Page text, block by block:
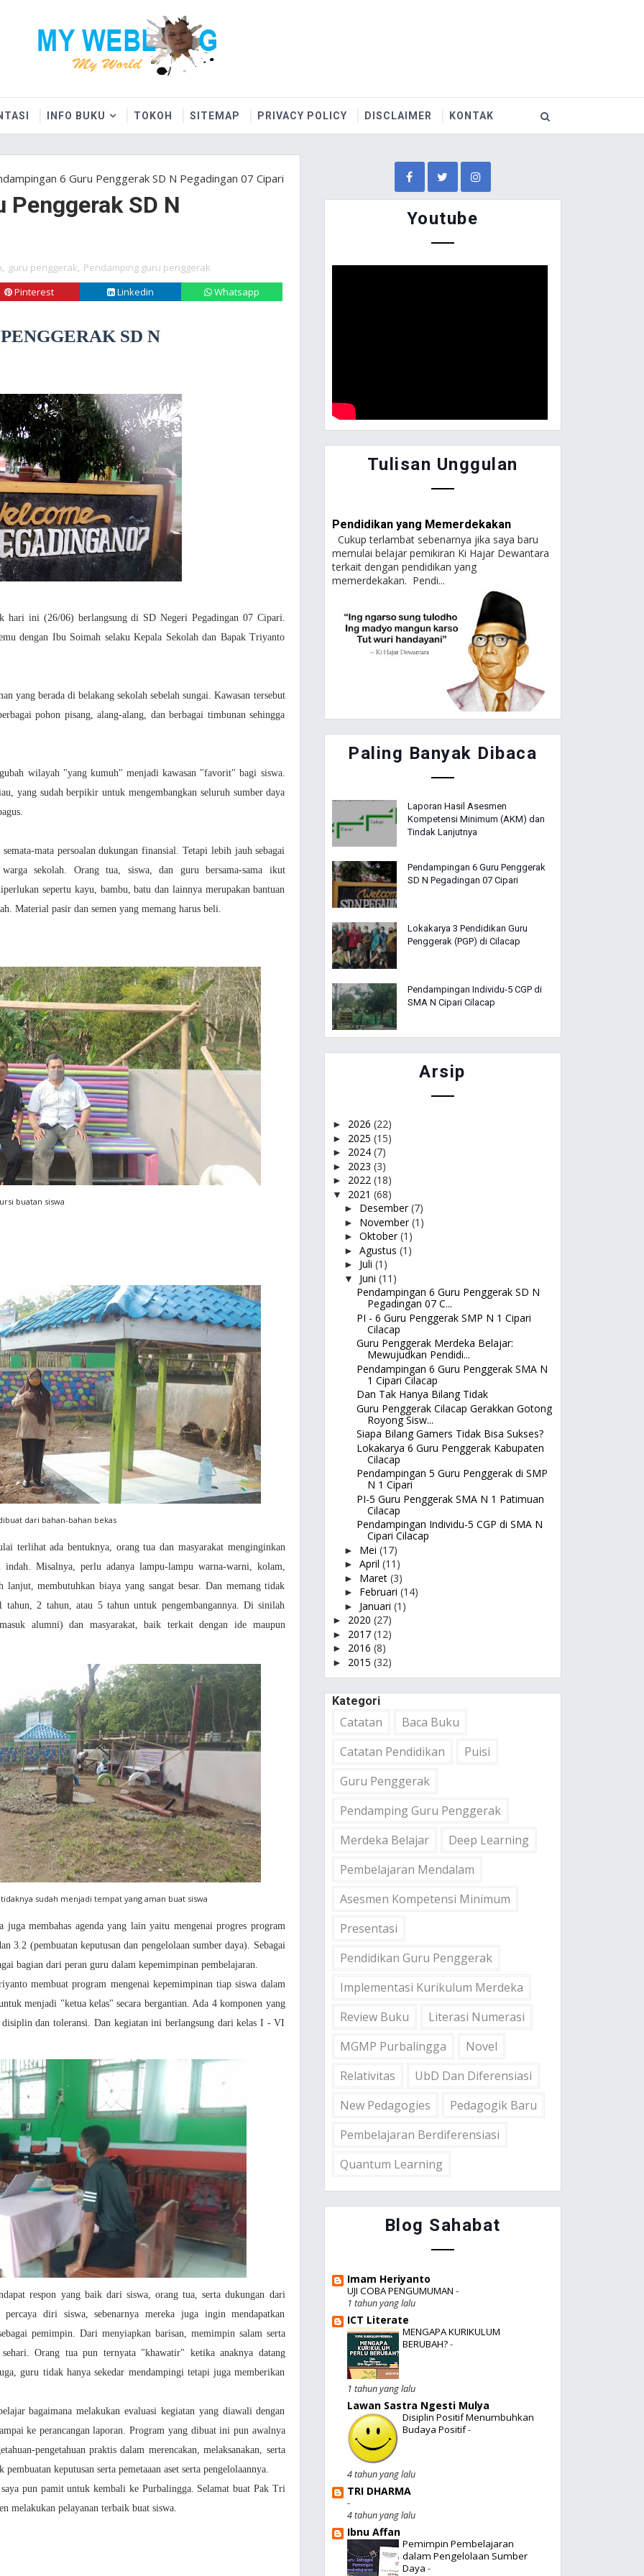
INFO BUKU TOKOH SITEMAP PRIVACY POLICY DISCLAIMER KONTAK
6 Guru Penggerak SD N Pegadingan 07 Cipari
Penggerak SD N
, guru penggerak, Pendamping guru penggerak
Pinterest
Linkedin Whatsapp
SD N
hari ini (26/06) berlangsung di SD Negeri Pegadingan 07 Cipari.
dengan Ibu Soimah selaku Kepala Sekolah dan Bapak Triyanto
yang berada di belakang sekolah sebelah sungai. Kawasan tersebut
pohon pisang, alang-alang, dan berbagai timbunan sehingga
wilayah "yang kumuh" menjadi kawasan "favorit" bagi siswa.
yang sudah berpikir untuk mengembangkan seluruh sumber daya
mata persoalan dukungan finansial. Tetapi lebih jauh sebagai
sekolah. Orang tua, siswa, dan guru bersama-sama ikut
sepertu kayu, bambu, batu dan lainnya merupakan bantuan
Material pasir dan semen yang memang harus beli.
buatan siswa
dari bahan-bahan bekas
terlihat ada bentuknya, orang tua dan masyarakat menginginkan
Misalnya, perlu adanya lampu-lampu warna-warni, kolam,
membutuhkan biaya yang sangat besar. Dan memang tidak
tahun, 2 tahun, atau 5 tahun untuk pengembangannya. Di sinilah
alumni) dan masyarakat, baik terkait dengan ide maupun
sudah menjadi tempat yang aman buat siswa
juga membahas agenda yang lain yaitu mengenai progres program
3.2 (pembuatan keputusan dan pengelolaan sumber daya). Sebagai
bagian dari peran guru dalam kepemimpinan pembelajaran.
membuat program mengenai kepemimpinan tiap siswa dalam
menjadi "ketua kelas" secara bergantian. Ada 4 komponen yang
dan toleransi. Dan kegiatan ini berlangsung dari kelas I - VI
respon yang baik dari siswa, orang tua, serta dukungan dari
diri siswa, sebenarnya mereka juga ingin mendapatkan
pemimpin. Dari menyiapkan barisan, memimpin salam serta
Orang tua pun ternyata "khawatir" ketika anaknya datang
guru tidak hanya sekedar mendampingi tetapi juga memberikan
bagaimana melakukan evaluasi kegiatan yang diawali dengan
ke perancangan laporan. Program yang dibuat ini pun awalnya
pengetahuan praktis dalam merencakan, melaksanakan, serta
keputusan serta pemetaaan aset serta pengelolaannya.
pun pamit untuk kembali ke Purbalingga. Selamat buat Pak Tri
melakukan pelayanan terbaik buat siswa.
Youtube
Tulisan Unggulan
Pendidikan yang Memerdekakan
Cukup terlambat sebenarnya jika saya baru
memulai belajar pemikiran Ki Hajar Dewantara
terkait dengan pendidikan yang
memerdekakan. Pendi...
Paling Banyak Dibaca
Laporan Hasil Asesmen
Kompetensi Minimum (AKM) dan
Tindak Lanjutnya
Pendampingan 6 Guru Penggerak
SD N Pegadingan 07 Cipari
Lokakarya 3 Pendidikan Guru
Penggerak (PGP) di Cilacap
Pendampingan Individu-5 CGP di
SMA N Cipari Cilacap
Arsip
► 2026 (22)
► 2025 (15)
► 2024 (7)
► 2023 (3)
► 2022 (18)
▼ 2021 (68)
► Desember(7)
► November(1)
►Oktober(1)
►Agustus(1)
► Juli(1)
▼ Juni(11)
Pendampingan 6 Guru Penggerak SD N
Pegadingan 07 C...
PI - 6 Guru Penggerak SMP N 1 Cipari
Cilacap
Guru Penggerak Merdeka Belajar:
Mewujudkan Pendidi...
Pendampingan 6 Guru Penggerak SMA N
1 Cipari Cilacap
Dan Tak Hanya Bilang Tidak
Guru Penggerak Cilacap Gerakkan Gotong
Royong Sisw...
Siapa Bilang Gamers Tidak Bisa Sukses?
Lokakarya 6 Guru Penggerak Kabupaten
Cilacap
Pendampingan 5 Guru Penggerak di SMP
N 1 Cipari
PI-5 Guru Penggerak SMA N 1 Patimuan
Cilacap
Pendampingan Individu-5 CGP di SMA N
Cipari Cilacap
► Mei(17)
►April(11)
► Maret(3)
► Februari(14)
► Januari(1)
► 2020 (27)
► 2017 (12)
► 2016 (8)
► 2015 (32)
Kategori
Catatan
Baca Buku
Catatan Pendidikan
Puisi
Guru Penggerak
Pendamping Guru Penggerak
Merdeka Belajar
Deep Learning
Pembelajaran Mendalam
Asesmen Kompetensi Minimum
Presentasi
Pendidikan Guru Penggerak
Implementasi Kurikulum Merdeka
Review Buku
Literasi Numerasi
MGMP Purbalingga
Novel
Relativitas
UbD Dan Diferensiasi
New Pedagogies
Pedagogik Baru
Pembelajaran Berdiferensiasi
Quantum Learning
Blog Sahabat
Imam Heriyanto
UJI COBA PENGUMUMAN -
1 tahun yang lalu
ICT Literate
MENGAPA KURIKULUM
BERUBAH?-
1 tahun yang lalu
Lawan Sastra Ngesti Mulya
Disiplin Positif Menumbuhkan
Budaya Positif-
4 tahun yang lalu
TRI DHARMA
-
4 tahun yang lalu
Ibnu Affan
Pemimpin Pembelajaran
dalam Pengelolaan Sumber
Daya -